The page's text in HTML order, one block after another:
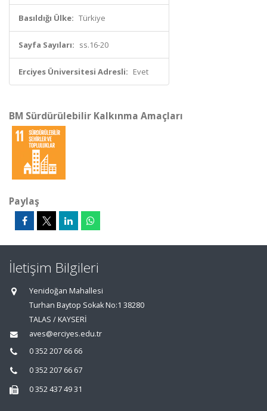
Basıldığı Ülke: Türkiye
Sayfa Sayıları: ss.16-20
Erciyes Üniversitesi Adresli: Evet
BM Sürdürülebilir Kalkınma Amaçları
Paylaş
İletişim Bilgileri
Yenidoğan Mahallesi
Turhan Baytop Sokak No:1 38280
TALAS / KAYSERİ
aves@erciyes.edu.tr
0 352 207 66 66
0 352 207 66 67
0 352 437 49 31